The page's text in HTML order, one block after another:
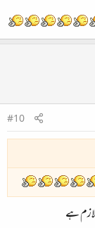
#10
لازم ہے